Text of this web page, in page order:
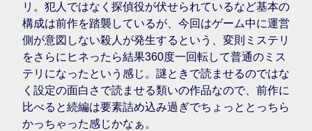
リ。犯人ではなく探偵役が伏せられているなど基本の
構成は前作を踏襲しているが、今回はゲーム中に運営
側が意図しない殺人が発生するという、変則ミステリ
をさらにヒネったら結果360度一回転して普通のミス
テリになったという感じ。謎ときで読ませるのではな
く設定の面白さで読ませる類いの作品なので、前作に
比べると続編は要素詰め込み過ぎでちょっととっちら
かっちゃった感じかなぁ。